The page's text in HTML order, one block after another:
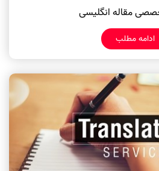
مقاله انگلیسی
ادامه مطلب